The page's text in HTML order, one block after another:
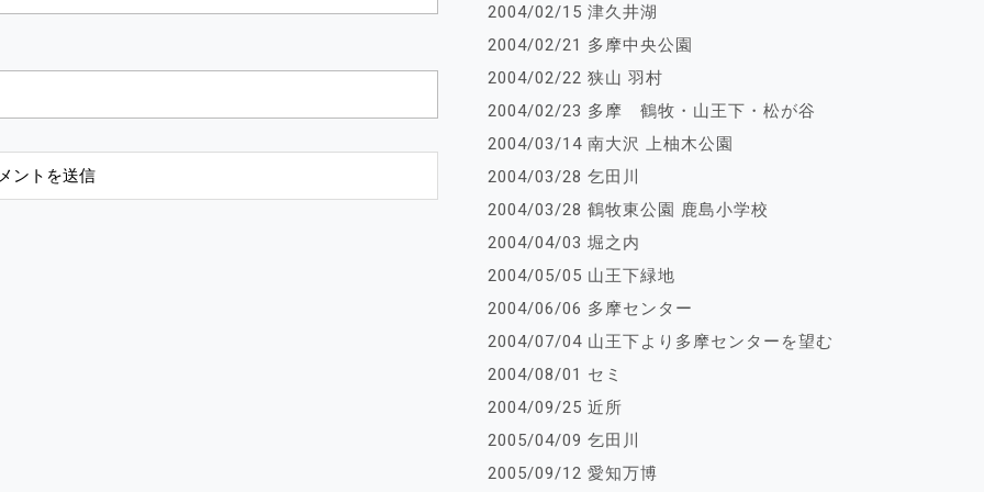
2004/02/15 津久井湖
2004/02/21 多摩中央公園
2004/02/22 狭山 羽村
2004/02/23 多摩 鶴牧・山王下・松が谷
2004/03/14 南大沢 上柚木公園
2004/03/28 乞田川
2004/03/28 鶴牧東公園 鹿島小学校
2004/04/03 堀之内
2004/05/05 山王下緑地
2004/06/06 多摩センター
2004/07/04 山王下より多摩センターを望む
2004/08/01 セミ
2004/09/25 近所
2005/04/09 乞田川
2005/09/12 愛知万博